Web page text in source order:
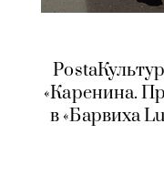
«Каренина.
в «Барвиха